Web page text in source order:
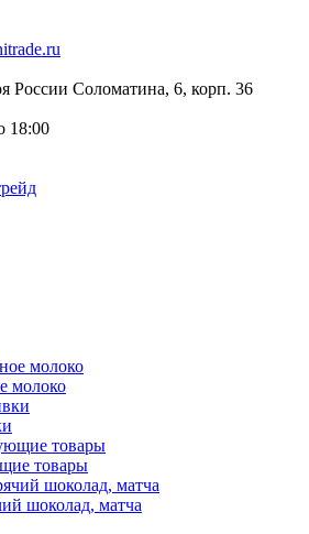
России Соломатина, 6, корп. 36
18:00
молоко
товары
шоколад, матча